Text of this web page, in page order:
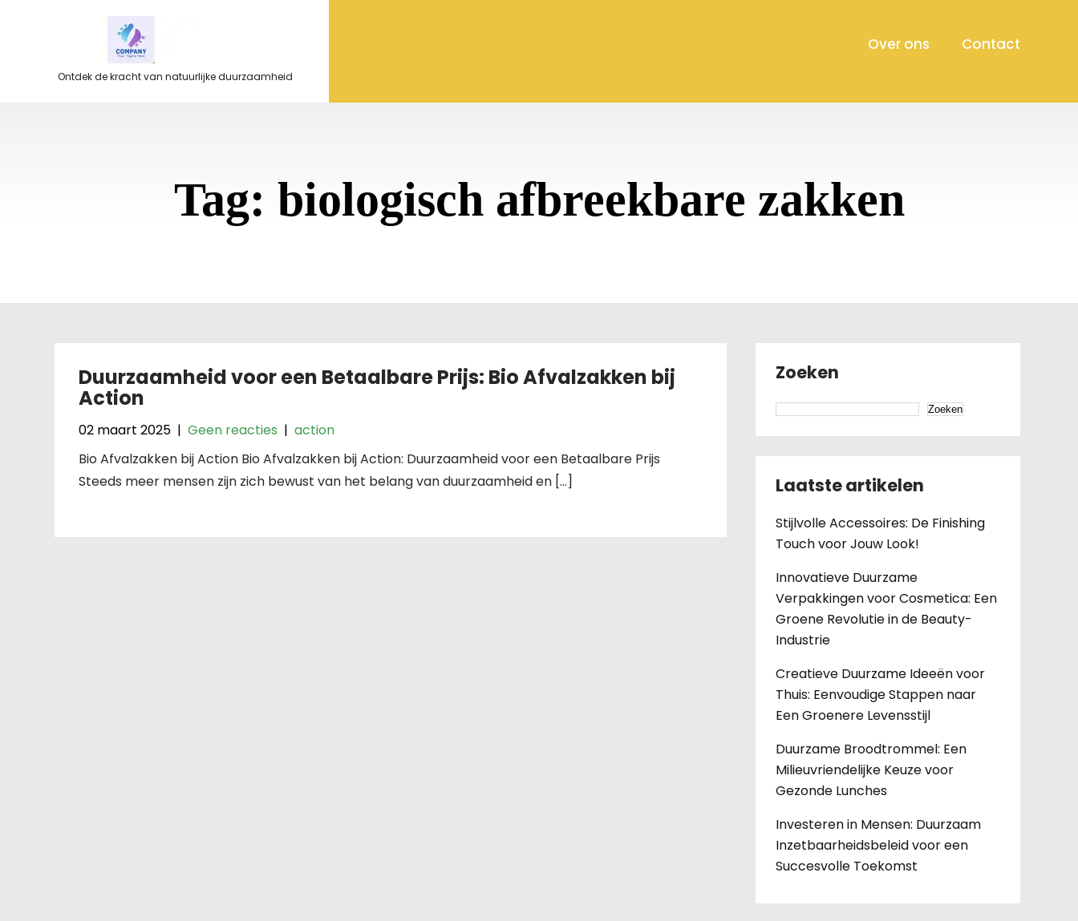
Ontdek de kracht van natuurlijke duurzaamheid
Over ons Contact
Tag: biologisch afbreekbare zakken
Duurzaamheid voor een Betaalbare Prijs: Bio Afvalzakken bij
Action
02 maart 2025 | Geen reacties | action
Bio Afvalzakken bij Action Bio Afvalzakken bij Action: Duurzaamheid voor een Betaalbare Prijs
Steeds meer mensen zijn zich bewust van het belang van duurzaamheid en […]
Zoeken
Zoeken
Laatste artikelen
Stijlvolle Accessoires: De Finishing
Touch voor Jouw Look!
Innovatieve Duurzame
Verpakkingen voor Cosmetica: Een
Groene Revolutie in de Beauty-
Industrie
Creatieve Duurzame Ideeën voor
Thuis: Eenvoudige Stappen naar
Een Groenere Levensstijl
Duurzame Broodtrommel: Een
Milieuvriendelijke Keuze voor
Gezonde Lunches
Investeren in Mensen: Duurzaam
Inzetbaarheidsbeleid voor een
Succesvolle Toekomst